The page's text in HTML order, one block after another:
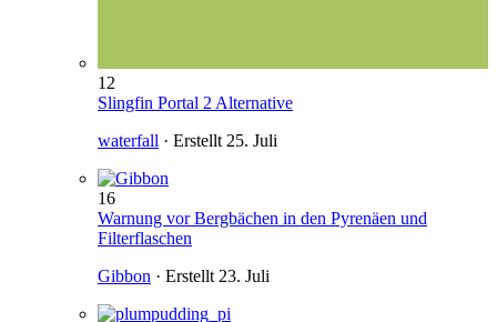
12
Slingfin Portal 2 Alternative
waterfall · Erstellt 25. Juli
16
Warnung vor Bergbächen in den Pyrenäen und
Filterflaschen
Gibbon · Erstellt 23. Juli